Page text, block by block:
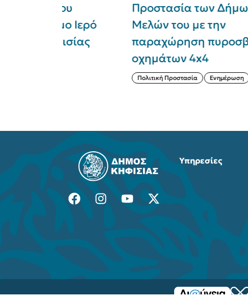
Προστασία των Δήμων -
Μελών του με την
παραχώρηση πυροσβεστικών
οχημάτων 4x4
Πολιτική Προστασία Ενημέρωση
Υπηρεσίες